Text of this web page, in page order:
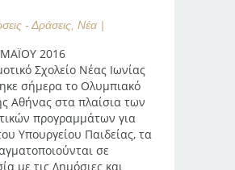
- Δράσεις Νέα
2016
Σχολείο Νέας Ιωνίας
σήμερα το Ολυμπιακό
Αθήνας στα πλαίσια των
προγραμμάτων για
Υπουργείου Παιδείας, τα
σε
με τις Δημόσιες και